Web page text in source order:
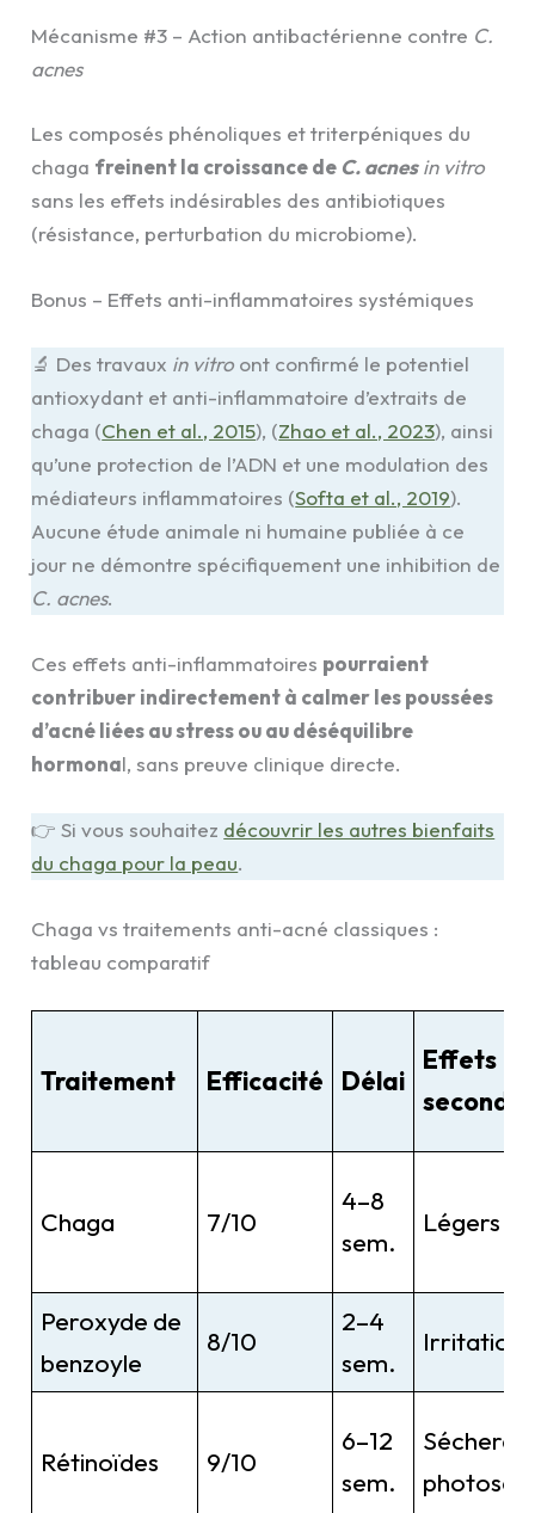
Mécanisme #3 – Action antibactérienne contre C.
acnes
Les composés phénoliques et triterpéniques du
chaga freinent la croissance de C. acnes in vitro
sans les effets indésirables des antibiotiques
(résistance, perturbation du microbiome).
Bonus – Effets anti-inflammatoires systémiques
🔬 Des travaux in vitro ont confirmé le potentiel
antioxydant et anti-inflammatoire d’extraits de
chaga (Chen et al., 2015), (Zhao et al., 2023), ainsi
qu’une protection de l’ADN et une modulation des
médiateurs inflammatoires (Softa et al., 2019).
Aucune étude animale ni humaine publiée à ce
jour ne démontre spécifiquement une inhibition de
C. acnes.
Ces effets anti-inflammatoires pourraient
contribuer indirectement à calmer les poussées
d’acné liées au stress ou au déséquilibre
hormonal, sans preuve clinique directe.
👉 Si vous souhaitez découvrir les autres bienfaits
du chaga pour la peau.
Chaga vs traitements anti-acné classiques :
tableau comparatif
Traitement Efficacité Délai
Effets
Chaga 7/10
4–8
sem.
Légers
Peroxyde de
benzoyle
8/10
2–4
sem.
Irritation
Rétinoïdes 9/10
6–12
sem.